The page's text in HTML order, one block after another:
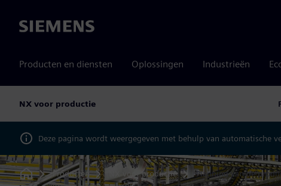
Siemens
Producten en diensten Oplossingen Industrieën
NX voor productie
Deze pagina wordt weergegeven met behulp van automatische
Home
Producten NX voor productie Planning van de